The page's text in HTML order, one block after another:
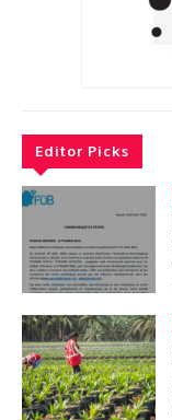
Editor Picks